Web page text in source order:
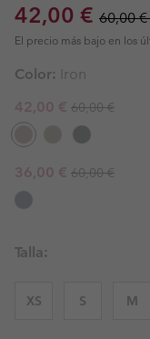
Sale price:
42,00 € 60,00 €
El precio más bajo en los
Color:
Iron
Sale price:
42,00 € Regular price:
60,00 €
Sale price:
36,00 € Regular price:
60,00 €
Talla:
XS S M